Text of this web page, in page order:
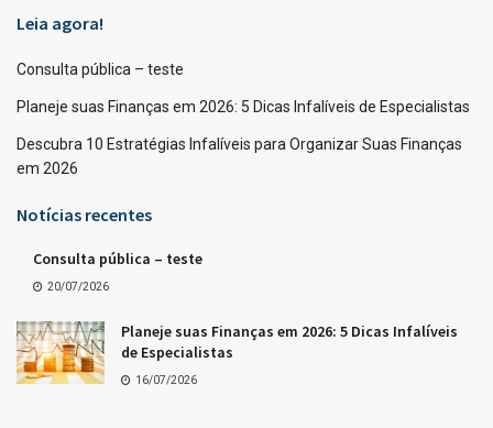
Leia agora!
Consulta pública – teste
Planeje suas Finanças em 2026: 5 Dicas Infalíveis de Especialistas
Descubra 10 Estratégias Infalíveis para Organizar Suas Finanças
em 2026
Notícias recentes
Consulta pública – teste
20/07/2026
Planeje suas Finanças em 2026: 5 Dicas Infalíveis
de Especialistas
16/07/2026